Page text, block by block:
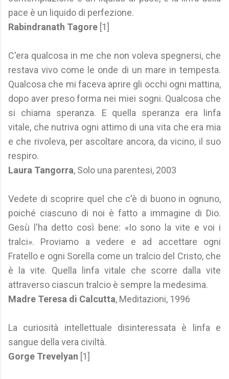
pace è un liquido di perfezione.
Rabindranath Tagore [1]
C'era qualcosa in me che non voleva spegnersi, che
restava vivo come le onde di un mare in tempesta.
Qualcosa che mi faceva aprire gli occhi ogni mattina,
dopo aver preso forma nei miei sogni. Qualcosa che
si chiama speranza. E quella speranza era linfa
vitale, che nutriva ogni attimo di una vita che era mia
e che rivoleva, per ascoltare ancora, da vicino, il suo
respiro.
Laura Tangorra, Solo una parentesi, 2003
Vedete di scoprire quel che c'è di buono in ognuno,
poiché ciascuno di noi è fatto a immagine di Dio.
Gesù l'ha detto così bene: «Io sono la vite e voi i
tralci». Proviamo a vedere e ad accettare ogni
Fratello e ogni Sorella come un tralcio del Cristo, che
è la vite. Quella linfa vitale che scorre dalla vite
attraverso ciascun tralcio è sempre la medesima.
Madre Teresa di Calcutta, Meditazioni, 1996
La curiosità intellettuale disinteressata è linfa e
sangue della vera civiltà.
Gorge Trevelyan [1]